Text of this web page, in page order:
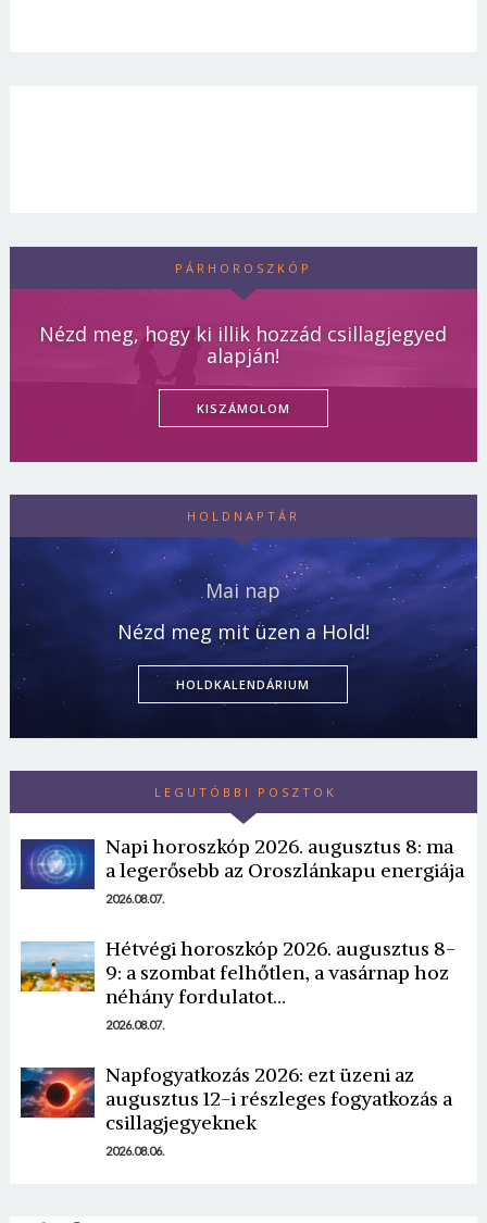
PÁRHOROSZKÓP
Nézd meg, hogy ki illik hozzád csillagjegyed
alapján!
KISZÁMOLOM
HOLDNAPTÁR
Mai nap
Nézd meg mit üzen a Hold!
HOLDKALENDÁRIUM
LEGUTÓBBI POSZTOK
Napi horoszkóp 2026. augusztus 8: ma
a legerősebb az Oroszlánkapu energiája
2026.08.07.
Hétvégi horoszkóp 2026. augusztus 8-
9: a szombat felhőtlen, a vasárnap hoz
néhány fordulatot…
2026.08.07.
Napfogyatkozás 2026: ezt üzeni az
augusztus 12-i részleges fogyatkozás a
csillagjegyeknek
2026.08.06.